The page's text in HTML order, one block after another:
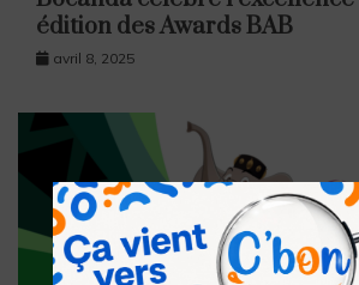
édition des Awards BAB
avril 8, 2025